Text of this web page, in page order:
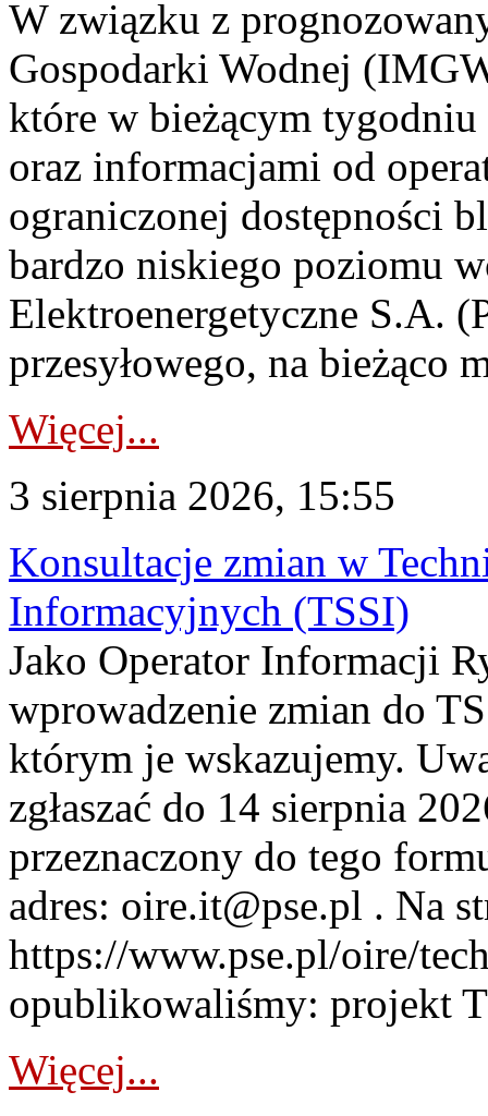
W związku z
Gospodarki Wodnej
które w bieżącym tygodniu
oraz informacjami od
ograniczonej dostępności
bardzo niskiego poziomu
Elektroenergetyczne S.A.
przesyłowego, na bieżąco
Więcej...
3 sierpnia 2026, 15:55
Konsultacje zmian w
Informacyjnych (TSSI)
Jako Operator Informacji
wprowadzenie zmian do
którym je wskazujemy.
zgłaszać do 14 sierpnia
przeznaczony do tego
adres: oire.it@pse.pl . Na
https://www.pse.pl/oire/
opublikowaliśmy: projekt
Więcej...